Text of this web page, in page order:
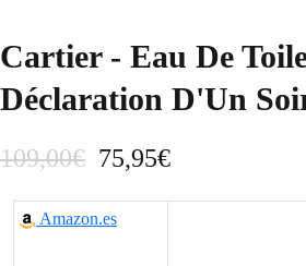
Cartier - Eau De
Déclaration D'Un
109,00€ E
l
75,95€E
l
Amazon.es